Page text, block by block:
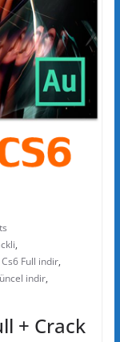
,
Full indir,
indir,
+ Crack